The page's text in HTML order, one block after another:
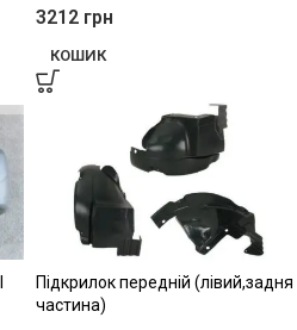
3212 грн
КОШИК
Підкрилок передній (лівий,задня
частина)